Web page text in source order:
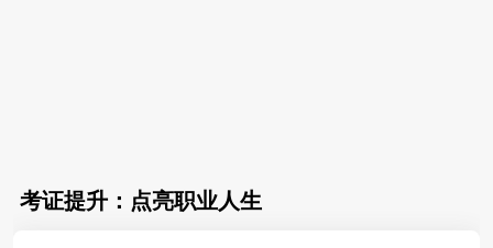
考证提升：点亮职业人生